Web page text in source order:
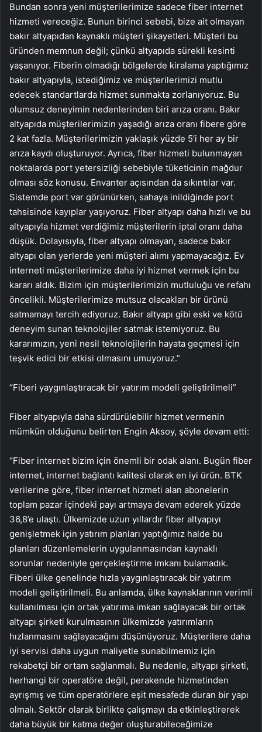
Bundan sonra yeni müşterilerimize sadece fiber internet
hizmeti vereceğiz. Bunun birinci sebebi, bize ait olmayan
bakır altyapıdan kaynaklı müşteri şikayetleri. Müşteri bu
üründen memnun değil; çünkü altyapıda sürekli kesinti
yaşanıyor. Fiberin olmadığı bölgelerde kiralama yaptığımız
bakır altyapıyla, istediğimiz ve müşterilerimizi mutlu
edecek standartlarda hizmet sunmakta zorlanıyoruz. Bu
olumsuz deneyimin nedenlerinden biri arıza oranı. Bakır
altyapıda müşterilerimizin yaşadığı arıza oranı fibere göre
2 kat fazla. Müşterilerimizin yaklaşık yüzde 5’i her ay bir
arıza kaydı oluşturuyor. Ayrıca, fiber hizmeti bulunmayan
noktalarda port yetersizliği sebebiyle tüketicinin mağdur
olması söz konusu. Envanter açısından da sıkıntılar var.
Sistemde port var görünürken, sahaya inildiğinde port
tahsisinde kayıplar yaşıyoruz. Fiber altyapı daha hızlı ve bu
altyapıyla hizmet verdiğimiz müşterilerin iptal oranı daha
düşük. Dolayısıyla, fiber altyapı olmayan, sadece bakır
altyapı olan yerlerde yeni müşteri alımı yapmayacağız. Ev
interneti müşterilerimize daha iyi hizmet vermek için bu
kararı aldık. Bizim için müşterilerimizin mutluluğu ve refahı
öncelikli. Müşterilerimize mutsuz olacakları bir ürünü
satmamayı tercih ediyoruz. Bakır altyapı gibi eski ve kötü
deneyim sunan teknolojiler satmak istemiyoruz. Bu
kararımızın, yeni nesil teknolojilerin hayata geçmesi için
teşvik edici bir etkisi olmasını umuyoruz.”
“Fiberi yaygınlaştıracak bir yatırım modeli geliştirilmeli”
Fiber altyapıyla daha sürdürülebilir hizmet vermenin
mümkün olduğunu belirten Engin Aksoy, şöyle devam etti:
“Fiber internet bizim için önemli bir odak alanı. Bugün fiber
internet, internet bağlantı kalitesi olarak en iyi ürün. BTK
verilerine göre, fiber internet hizmeti alan abonelerin
toplam pazar içindeki payı artmaya devam ederek yüzde
36,8’e ulaştı. Ülkemizde uzun yıllardır fiber altyapıyı
genişletmek için yatırım planları yaptığımız halde bu
planları düzenlemelerin uygulanmasından kaynaklı
sorunlar nedeniyle gerçekleştirme imkanı bulamadık.
Fiberi ülke genelinde hızla yaygınlaştıracak bir yatırım
modeli geliştirilmeli. Bu anlamda, ülke kaynaklarının verimli
kullanılması için ortak yatırıma imkan sağlayacak bir ortak
altyapı şirketi kurulmasının ülkemizde yatırımların
hızlanmasını sağlayacağını düşünüyoruz. Müşterilere daha
iyi servisi daha uygun maliyetle sunabilmemiz için
rekabetçi bir ortam sağlanmalı. Bu nedenle, altyapı şirketi,
herhangi bir operatöre değil, perakende hizmetinden
ayrışmış ve tüm operatörlere eşit mesafede duran bir yapı
olmalı. Sektör olarak birlikte çalışmayı da etkinleştirerek
daha büyük bir katma değer oluşturabileceğimize